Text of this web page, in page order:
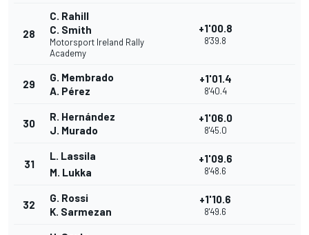
28
C. Rahill
C. Smith
Motorsport Ireland Rally
Academy
+1'00.8
8'39.8
29
G. Membrado
A. Pérez
+1'01.4
8'40.4
30
R. Hernández
J. Murado
+1'06.0
8'45.0
31
L. Lassila
M. Lukka
+1'09.6
8'48.6
32
G. Rossi
K. Sarmezan
+1'10.6
8'49.6